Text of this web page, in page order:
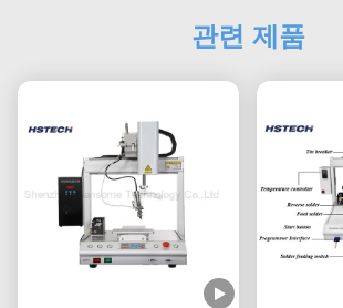
관련 제품